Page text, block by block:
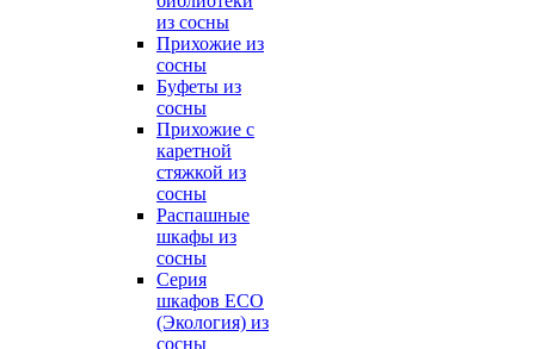
из сосны
Прихожие из
сосны
Буфеты из
сосны
Прихожие с
каретной
стяжкой из
сосны
Распашные
шкафы из
сосны
Серия
шкафов ECO
(Экология) из
сосны